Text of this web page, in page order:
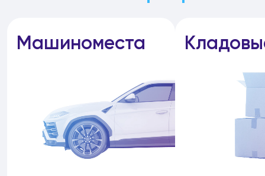
Машиноместа